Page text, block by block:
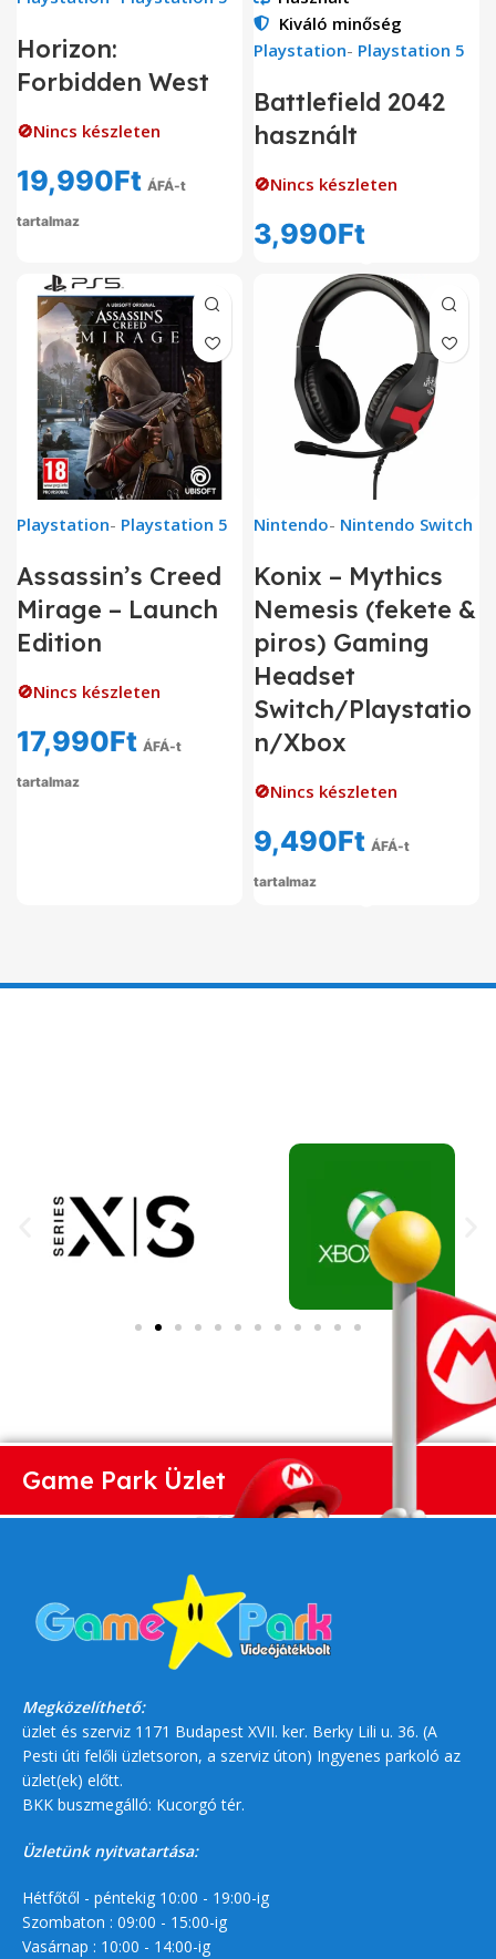
Horizon:
Forbidden West
🚫Nincs készleten
19,990Ft ÁFÁ-t
tartalmaz
Kiváló minőség
Playstation- Playstation 5
Battlefield 2042
használt
🚫Nincs készleten
3,990Ft
Playstation- Playstation 5
Assassin’s Creed
Mirage – Launch
Edition
🚫Nincs készleten
17,990Ft ÁFÁ-t
tartalmaz
Nintendo- Nintendo Switch
Konix – Mythics
Nemesis (fekete &
piros) Gaming
Headset
Switch/Playstatio
n/Xbox
🚫Nincs készleten
9,490Ft ÁFÁ-t
tartalmaz
Game Park Üzlet
Megközelíthető:
üzlet és szerviz 1171 Budapest XVII. ker. Berky Lili u. 36. (A
Pesti úti felőli üzletsoron, a szerviz úton) Ingyenes parkoló az
üzlet(ek) előtt.
BKK buszmegálló: Kucorgó tér.
Üzletünk nyitvatartása:
Hétfőtől - péntekig 10:00 - 19:00-ig
Szombaton : 09:00 - 15:00-ig
Vasárnap : 10:00 - 14:00-ig